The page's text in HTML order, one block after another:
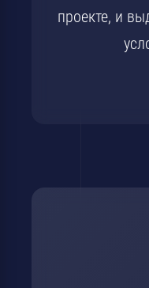
проекте, и